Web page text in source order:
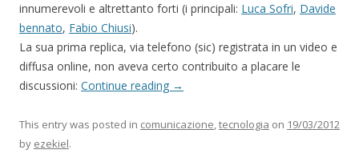
innumerevoli e altrettanto forti (i principali: Luca Sofri, Davide
bennato, Fabio Chiusi).
La sua prima replica, via telefono (sic) registrata in un video e
diffusa online, non aveva certo contribuito a placare le
discussioni: Continue reading →
This entry was posted in comunicazione,tecnologia on 19/03/2012
by ezekiel.